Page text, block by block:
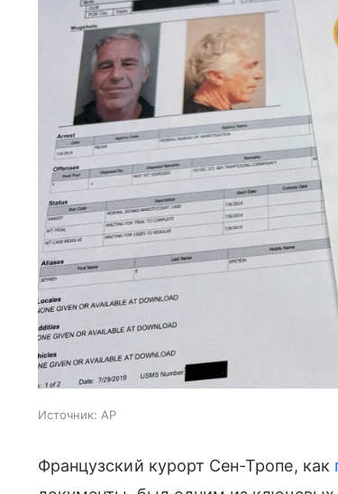
Источник: AP
Французский курорт Сен-Тропе, как